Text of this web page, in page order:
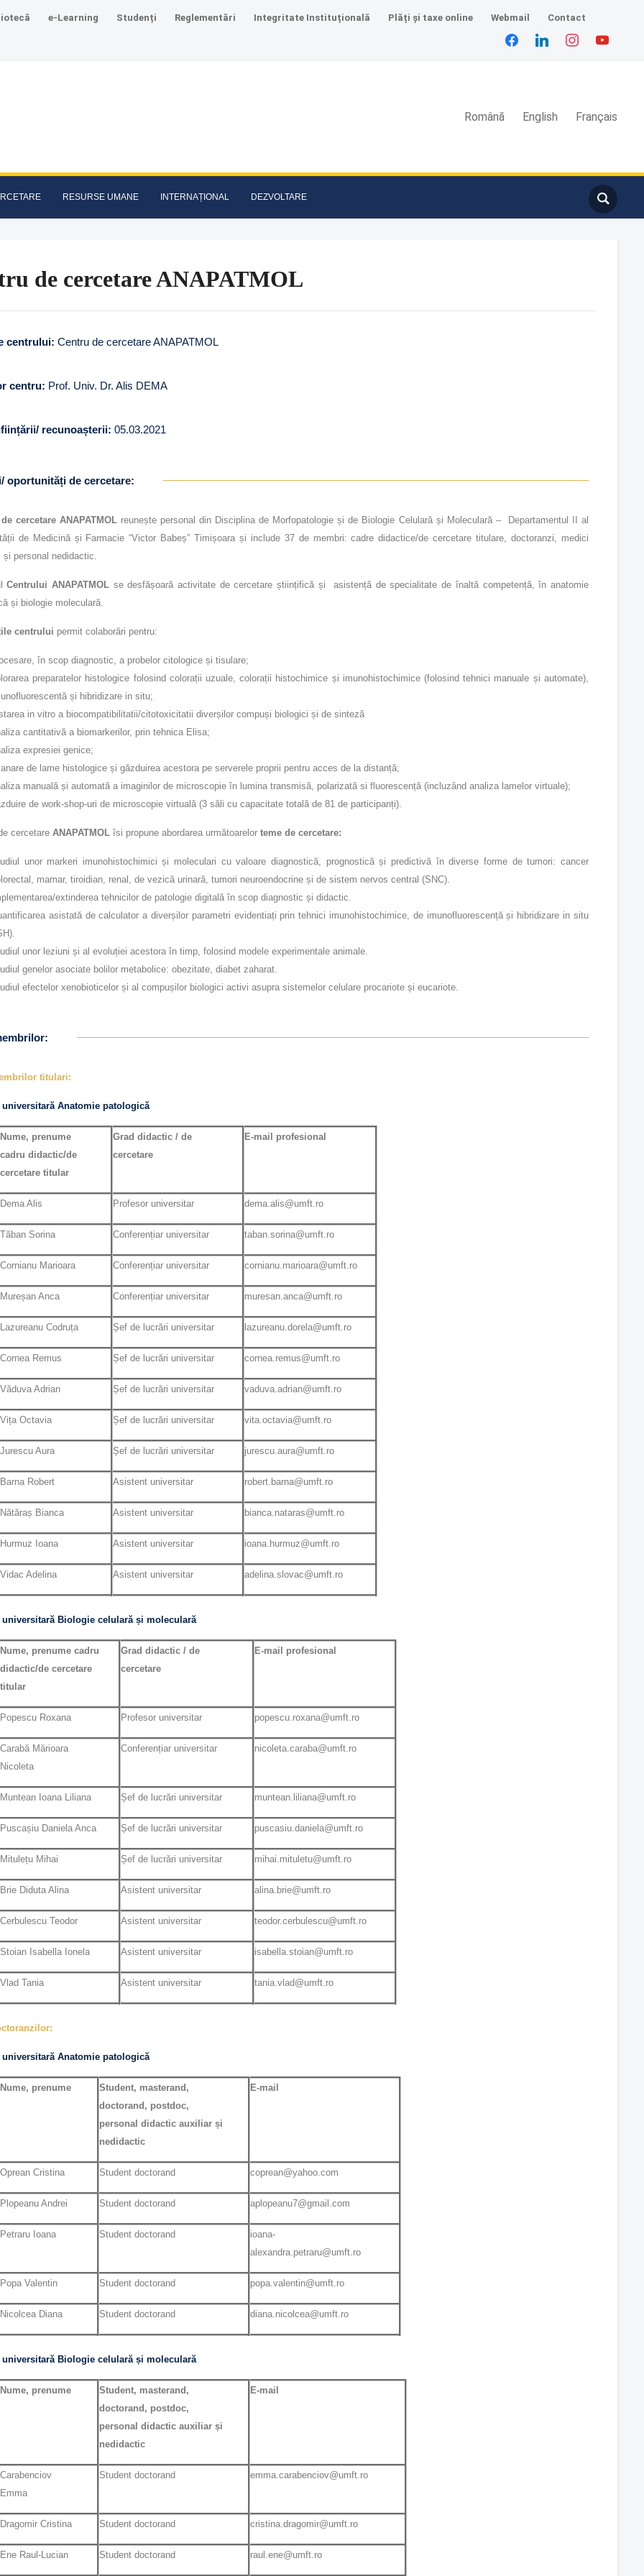
e-Learning Studenți Reglementări Integritate Instituțională Plăți și taxe online Webmail Contact
Română English Français
RESURSE UMANE INTERNAȚIONAL DEZVOLTARE
de cercetare ANAPATMOL
centrului: Centru de cercetare ANAPATMOL
centru: Prof. Univ. Dr. Alis DEMA
recunoașterii: 05.03.2021
oportunități de cercetare:
cercetare ANAPATMOL reunește personal din Disciplina de Morfopatologie și de Biologie Celulară și Moleculară – Departamentul II al
de Medicină și Farmacie “Victor Babeș” Timișoara și include 37 de membri: cadre didactice/de cercetare titulare, doctoranzi, medici
și personal nedidactic.
Centrului ANAPATMOL se desfășoară activitate de cercetare științifică și asistență de specialitate de înaltă competență, în anatomie
și biologie moleculară.
centrului permit colaborări pentru:
în scop diagnostic, a probelor citologice și tisulare;
preparatelor histologice folosind colorații uzuale, colorații histochimice și imunohistochimice (folosind tehnici manuale și automate),
și hibridizare in situ;
in vitro a biocompatibilitatii/citotoxicitatii diverșilor compuși biologici și de sinteză
cantitativă a biomarkerilor, prin tehnica Elisa;
expresiei genice;
de lame histologice și găzduirea acestora pe serverele proprii pentru acces de la distanță;
manuală și automată a imaginilor de microscopie în lumina transmisă, polarizată si fluorescență (incluzând analiza lamelor virtuale);
de work-shop-uri de microscopie virtuală (3 săli cu capacitate totală de 81 de participanți).
cercetare ANAPATMOLîsi propune abordarea următoarelor teme de cercetare:
unor markeri imunohistochimici și moleculari cu valoare diagnostică, prognostică și predictivă în diverse forme de tumori: cancer
mamar, tiroidian, renal, de vezică urinară, tumori neuroendocrine și de sistem nervos central (SNC).
extinderea tehnicilor de patologie digitală în scop diagnostic și didactic.
asistată de calculator a diverșilor parametri evidentiați prin tehnici imunohistochimice, de imunofluorescență și hibridizare in situ
unor leziuni și al evoluției acestora în timp, folosind modele experimentale animale.
genelor asociate bolilor metabolice: obezitate, diabet zaharat.
efectelor xenobioticelor și al compușilor biologici activi asupra sistemelor celulare procariote și eucariote.
titulari:
universitară Anatomie patologică
Nume, prenume
cadru didactic/de
cercetare titular
Grad didactic / de
cercetare
E-mail profesional
Dema Alis Profesor universitar dema.alis@umft.ro
Tăban Sorina Conferențiar universitar taban.sorina@umft.ro
Cornianu Marioara Conferențiar universitar cornianu.marioara@umft.ro
Mureșan Anca Conferențiar universitar muresan.anca@umft.ro
Lazureanu Codruța Șef de lucrări universitar lazureanu.dorela@umft.ro
Cornea Remus Șef de lucrări universitar cornea.remus@umft.ro
Văduva Adrian Șef de lucrări universitar vaduva.adrian@umft.ro
Vița Octavia Șef de lucrări universitar vita.octavia@umft.ro
Jurescu Aura Șef de lucrări universitar jurescu.aura@umft.ro
Barna Robert Asistent universitar robert.barna@umft.ro
Nătăraș Bianca Asistent universitar bianca.nataras@umft.ro
Hurmuz Ioana Asistent universitar ioana.hurmuz@umft.ro
Vidac Adelina Asistent universitar adelina.slovac@umft.ro
universitară Biologie celulară și moleculară
Nume, prenume cadru
didactic/de cercetare
titular
Grad didactic / de
cercetare
E-mail profesional
Popescu Roxana Profesor universitar popescu.roxana@umft.ro
Carabă Mărioara
Nicoleta
Conferențiar universitar nicoleta.caraba@umft.ro
Muntean Ioana Liliana Șef de lucrări universitar muntean.liliana@umft.ro
Puscașiu Daniela Anca Șef de lucrări universitar puscasiu.daniela@umft.ro
Mitulețu Mihai Șef de lucrări universitar mihai.mituletu@umft.ro
Brie Diduta Alina Asistent universitar alina.brie@umft.ro
Cerbulescu Teodor Asistent universitar teodor.cerbulescu@umft.ro
Stoian Isabella Ionela Asistent universitar isabella.stoian@umft.ro
Vlad Tania Asistent universitar tania.vlad@umft.ro
universitară Anatomie patologică
Nume, prenume
Student, masterand,
doctorand, postdoc,
personal didactic auxiliar și
nedidactic
E-mail
Oprean Cristina Student doctorand coprean@yahoo.com
Plopeanu Andrei Student doctorand aplopeanu7@gmail.com
Petraru Ioana Student doctorand
ioana-
alexandra.petraru@umft.ro
Popa Valentin Student doctorand popa.valentin@umft.ro
Nicolcea Diana Student doctorand diana.nicolcea@umft.ro
universitară Biologie celulară și moleculară
Nume, prenume
Student, masterand,
doctorand, postdoc,
personal didactic auxiliar și
nedidactic
E-mail
Carabenciov
Emma
Student doctorand emma.carabenciov@umft.ro
Dragomir Cristina Student doctorand cristina.dragomir@umft.ro
Ene Raul-Lucian Student doctorand raul.ene@umft.ro